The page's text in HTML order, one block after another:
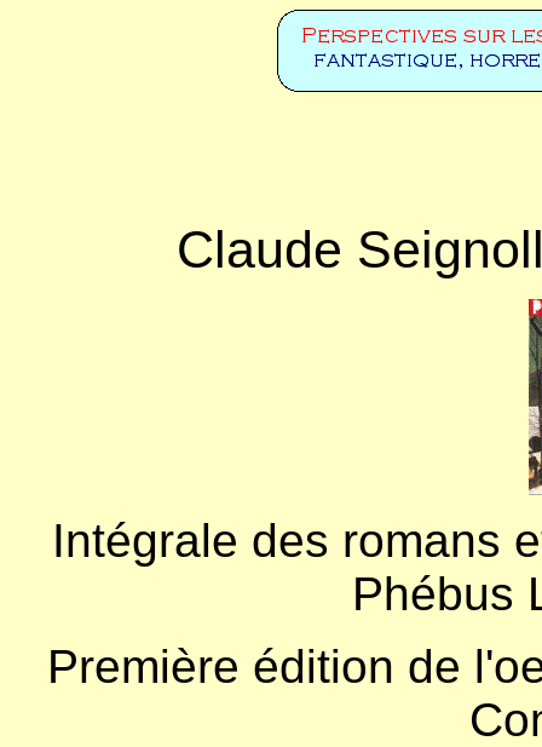
Claude
Intégrale des romans
Phébus
Première édition de